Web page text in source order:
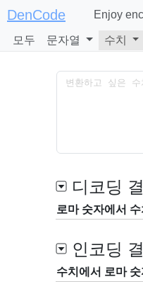
DenCode Enjoy
모두 문자열 수치
디코딩
로마 숫자에서
인코딩
수치에서 로마 숫